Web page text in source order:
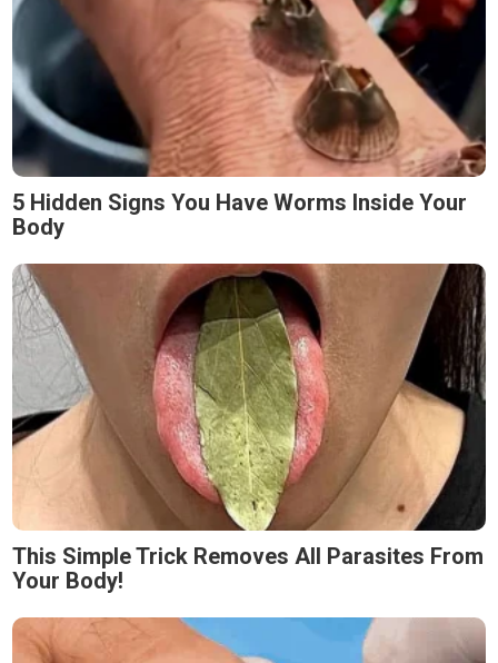
5 Hidden Signs You Have Worms Inside Your
Body
This Simple Trick Removes All Parasites From
Your Body!